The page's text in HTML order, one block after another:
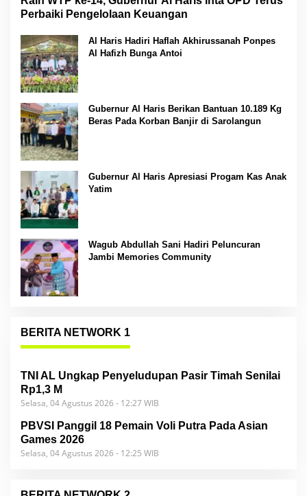
Perbaiki Pengelolaan Keuangan
Al Haris Hadiri Haflah Akhirussanah Ponpes
Al Hafizh Bunga Antoi
Gubernur Al Haris Berikan Bantuan 10.189 Kg
Beras Pada Korban Banjir di Sarolangun
Gubernur Al Haris Apresiasi Progam Kas Anak
Yatim
Wagub Abdullah Sani Hadiri Peluncuran
Jambi Memories Community
BERITA NETWORK 1
TNI AL Ungkap Penyeludupan Pasir Timah Senilai
Rp1,3 M
Selasa, 04 Agustus 2026 - 12:27 WIB
PBVSI Panggil 18 Pemain Voli Putra Pada Asian
Games 2026
Selasa, 04 Agustus 2026 - 12:25 WIB